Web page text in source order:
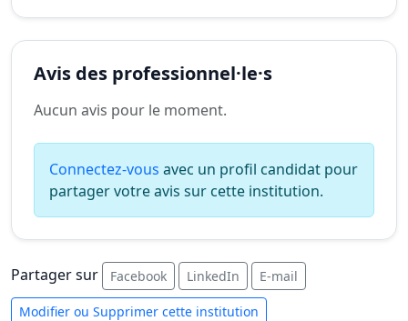
Avis des professionnel·le·s
Aucun avis pour le moment.
Connectez-vous avec un profil candidat pour
partager votre avis sur cette institution.
Partager sur Facebook LinkedIn E-mail
Modifier ou Supprimer cette institution